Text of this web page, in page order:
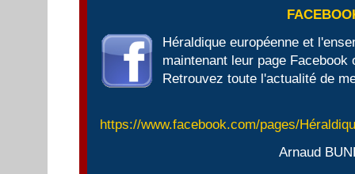
Héraldique européenne et
maintenant leur page Facebook
Retrouvez toute l'actualité de
https://www.facebook.com/pages/
Arnaud